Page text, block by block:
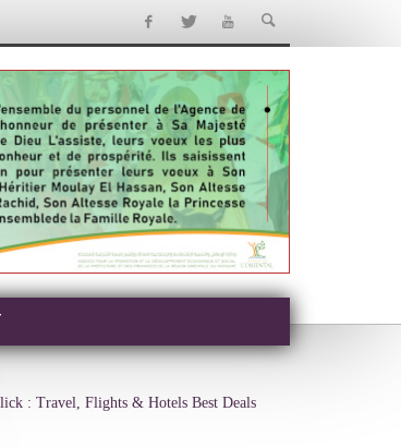
: Travel, Flights & Hotels Best Deals